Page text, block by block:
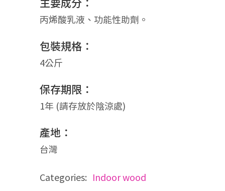
丙烯酸乳液、功能性助劑。
包裝規格：
4公斤
保存期限：
1年 (請存放於陰涼處)
產地：
台灣
Categories: Indoor wood